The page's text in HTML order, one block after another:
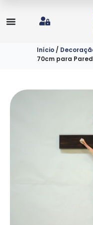
Início /
70cm para